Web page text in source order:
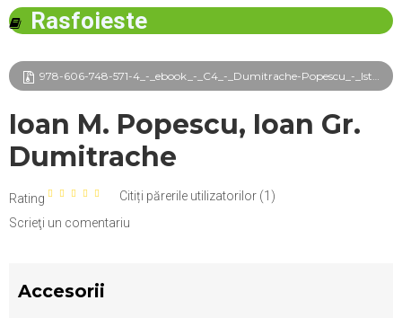
Rasfoieste
978-606-748-571-4_-_ebook_-_C4_-_Dumitrache-Popescu_-_Istoria_UPB_frg.pdf
Ioan M. Popescu, Ioan Gr.
Dumitrache
Rating Citiți părerile utilizatorilor (1 )
Scrieţi un comentariu
Accesorii